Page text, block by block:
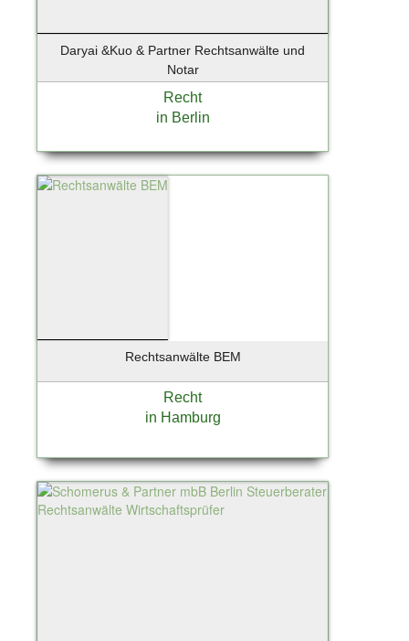
Daryai &Kuo & Partner Rechtsanwälte und
Notar
Recht
in Berlin
Rechtsanwälte BEM
Recht
in Hamburg